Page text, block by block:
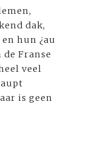
dak,
hun ¿au
Franse
veel
is geen